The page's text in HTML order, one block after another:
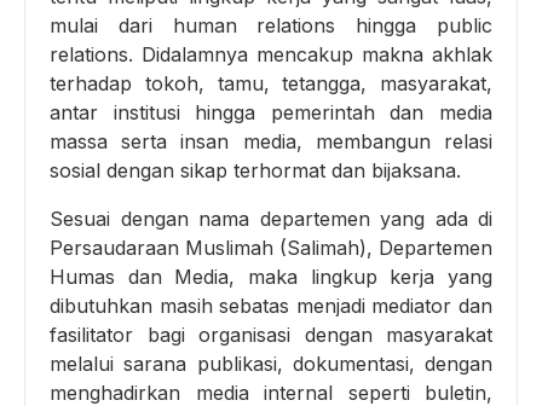
mulai dari human relations hingga public
relations. Didalamnya mencakup makna akhlak
terhadap tokoh, tamu, tetangga, masyarakat,
antar institusi hingga pemerintah dan media
massa serta insan media, membangun relasi
sosial dengan sikap terhormat dan bijaksana.
Sesuai dengan nama departemen yang ada di
Persaudaraan Muslimah (Salimah), Departemen
Humas dan Media, maka lingkup kerja yang
dibutuhkan masih sebatas menjadi mediator dan
fasilitator bagi organisasi dengan masyarakat
melalui sarana publikasi, dokumentasi, dengan
menghadirkan media internal seperti buletin,